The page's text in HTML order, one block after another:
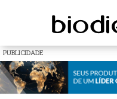
PUBLICIDADE